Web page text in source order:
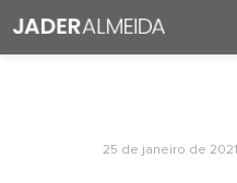
25 de janeiro de 2021